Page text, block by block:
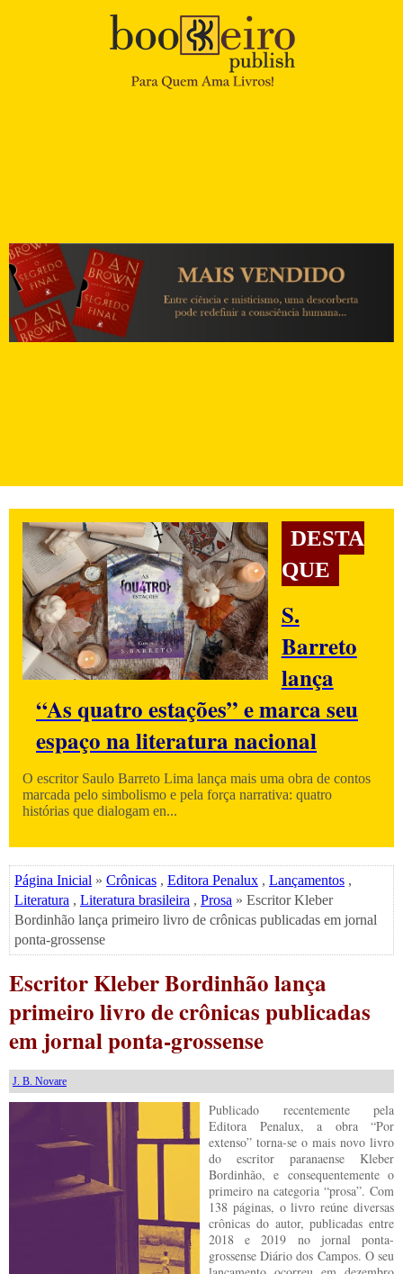
DESTA
QUE
S.
Barreto
lança
“As quatro estações” e marca seu
espaço na literatura nacional
O escritor Saulo Barreto Lima lança mais uma obra de contos
marcada pelo simbolismo e pela força narrativa: quatro
histórias que dialogam en...
Página Inicial » Crônicas , Editora Penalux , Lançamentos ,
Literatura , Literatura brasileira , Prosa » Escritor Kleber
Bordinhão lança primeiro livro de crônicas publicadas em jornal
ponta-grossense
Escritor Kleber Bordinhão lança
primeiro livro de crônicas publicadas
em jornal ponta-grossense
J. B. Novare
Publicado recentemente pela
Editora Penalux, a obra “Por
extenso” torna-se o mais novo livro
do escritor paranaense Kleber
Bordinhão, e consequentemente o
primeiro na categoria “prosa”. Com
138 páginas, o livro reúne diversas
crônicas do autor, publicadas entre
2018 e 2019 no jornal ponta-
grossense Diário dos Campos. O seu